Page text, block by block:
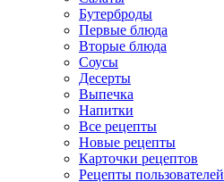
Бутерброды
Первые блюда
Вторые блюда
Соусы
Десерты
Выпечка
Напитки
Все рецепты
Новые рецепты
Карточки рецептов
Рецепты пользователей